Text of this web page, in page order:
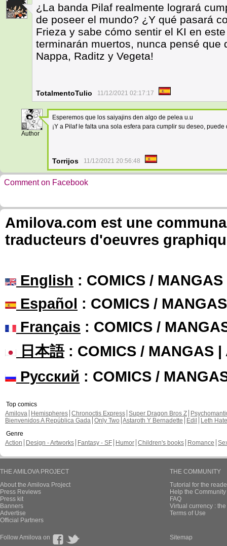
20
¿La banda Pilaf realmente logrará
de poseer el mundo? ¿Y qué pasará
Frieza y sabe cómo sentir el KI en
terminarán muertos, nunca pensé que
Nappa, Raditz y Vegeta!
TotalmentoTulio 11/12/2021 02:17:17
3
Author
Esperemos que los saiyajins den algo de pelea u.u
¡Y a Pilaf le falta una sola esfera para cumplir su deseo,
Torrijos 11/12/2021 20:56:48
Comment on Facebook
Amilova.com est une
traducteurs d'oeuvres
English : COMICS /
Español : COMICS /
Français : COMICS /
日本語: COMICS / MANGAS |
Русский : COMICS /
Top comics
Amilova
Hemispheres Chronoctis Express Super Dragon Bros Z
Bienvenidos A República Gada Only Two Astaroth Y Bernadette Edil
Leth Hate
Genre
Action
Design - Artworks Fantasy - SF Humor Children's books Romance
THE AMILOVA PROJECT
About the Amilova Project
Press Reviews
Press kit
Banners
Advertise
Official Partners
THE COMMUNITY
Tutorial for the
Help the
FAQ
Virtual currency :
Terms of Use
Follow Amilova on Sitemap